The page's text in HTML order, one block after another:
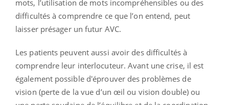
mots, l’utilisation de mots incompréhensibles ou des
difficultés à comprendre ce que l’on entend, peut
laisser présager un futur AVC.
Les patients peuvent aussi avoir des difficultés à
comprendre leur interlocuteur. Avant une crise, il est
également possible d'éprouver des problèmes de
vision (perte de la vue d’un œil ou vision double) ou